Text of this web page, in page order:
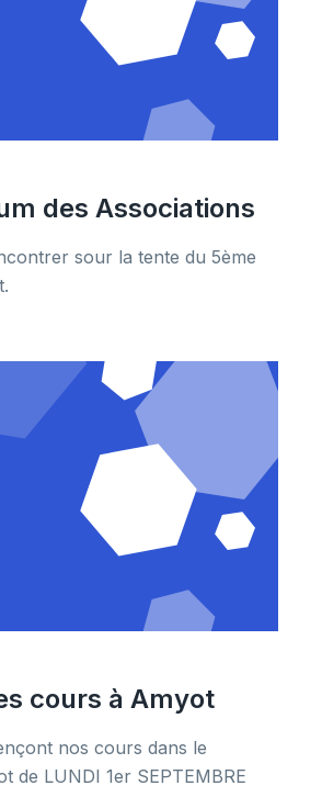
des Associations
sour la tente du 5ème
cours à Amyot
nos cours dans le
de LUNDI 1er SEPTEMBRE